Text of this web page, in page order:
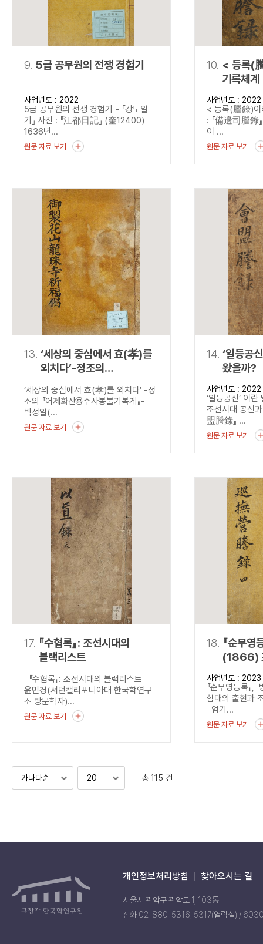
9. 5급 공무원의 전쟁 경험기
사업년도 : 2022
5급 공무원의 전쟁 경험기 - 『강도일
기』 사진 : 『江都日記』 (奎12400)
1636년...
원문 자료 보기
10. < 등록(
기록체
사업년도 : 2022
< 등록(謄錄)이
: 『備邊司謄錄
이 ...
원문 자료 보기
13. ‘세상의 중심에서 효(孝)를
외치다’-정조의
『어제화산용주사봉불기복게
』-
‘세상의 중심에서 효(孝)를 외치다’ -정
조의 『어제화산용주사봉불기복게』-
박성일(...
원문 자료 보기
14. ‘일등공
왔을까?
사업년도 : 2022
‘일등공신’ 이
조선시대 공신
盟謄錄』 ...
원문 자료 보기
17. 『수혐록』: 조선시대의
블랙리스트
『수혐록』: 조선시대의 블랙리스트
윤민경(서던캘리포니아대 한국학연구
소 방문학자)...
원문 자료 보기
18. 『순무영
(1866)
출현과
기록
사업년도 : 2023
『순무영등록
함대의 출현과
엄기...
원문 자료 보기
총 115 건
개인정보처리방침 찾아오시는 길
서울시 관악구 관악로 1, 103동
전화 02-880-5316, 5317(열람실) /